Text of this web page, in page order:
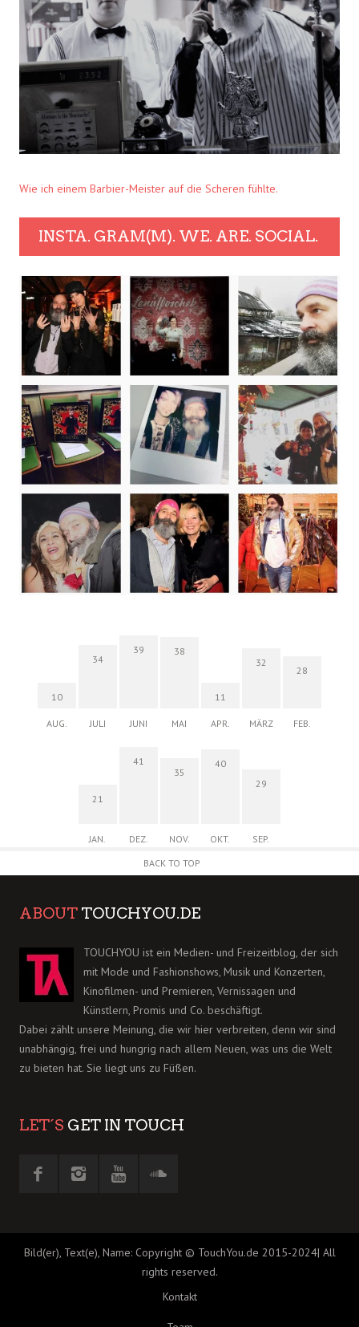
Wie ich einem Barbier-Meister auf die Scheren fühlte.
INSTA. GRAM(M). WE. ARE. SOCIAL.
10
AUG.
34
JULI
39
JUNI
38
MAI
11
APR.
32
MÄRZ
28
FEB.
21
JAN.
41
DEZ.
35
NOV.
40
OKT.
29
SEP.
BACK TO TOP
ABOUT TOUCHYOU.DE
TOUCHYOU ist ein Medien- und Freizeitblog, der sich
mit Mode und Fashionshows, Musik und Konzerten,
Kinofilmen- und Premieren, Vernissagen und
Künstlern, Promis und Co. beschäftigt.
Dabei zählt unsere Meinung, die wir hier verbreiten, denn wir sind
unabhängig, frei und hungrig nach allem Neuen, was uns die Welt
zu bieten hat. Sie liegt uns zu Füßen.
LET´S GET IN TOUCH
Bild(er), Text(e), Name: Copyright © TouchYou.de 2015-2024| All
rights reserved.
Kontakt